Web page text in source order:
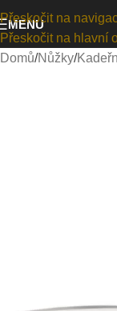
Přeskočit na
Přeskočit na hlavní
MENU
Domů/Nůžky/